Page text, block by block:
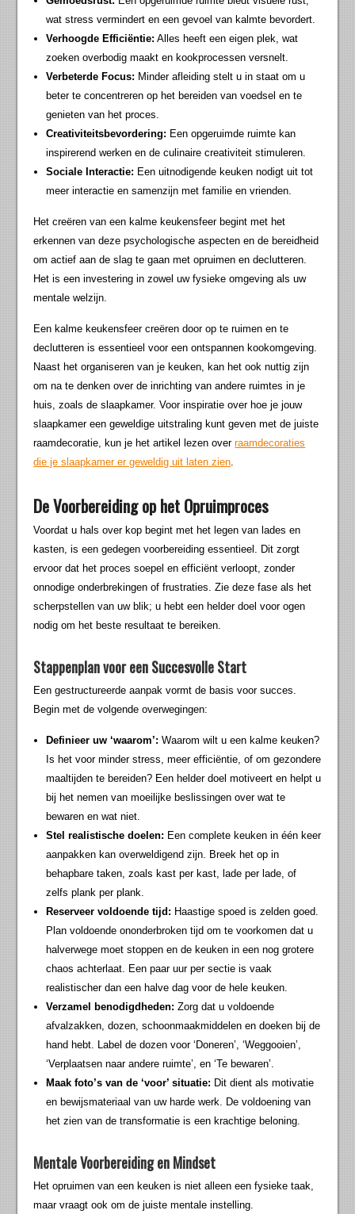
wat stress vermindert en een gevoel van kalmte bevordert.
Verhoogde Efficiëntie: Alles heeft een eigen plek, wat
zoeken overbodig maakt en kookprocessen versnelt.
Verbeterde Focus: Minder afleiding stelt u in staat om u
beter te concentreren op het bereiden van voedsel en te
genieten van het proces.
Creativiteitsbevordering: Een opgeruimde ruimte kan
inspirerend werken en de culinaire creativiteit stimuleren.
Sociale Interactie: Een uitnodigende keuken nodigt uit tot
meer interactie en samenzijn met familie en vrienden.
Het creëren van een kalme keukensfeer begint met het
erkennen van deze psychologische aspecten en de bereidheid
om actief aan de slag te gaan met opruimen en declutteren.
Het is een investering in zowel uw fysieke omgeving als uw
mentale welzijn.
Een kalme keukensfeer creëren door op te ruimen en te
declutteren is essentieel voor een ontspannen kookomgeving.
Naast het organiseren van je keuken, kan het ook nuttig zijn
om na te denken over de inrichting van andere ruimtes in je
huis, zoals de slaapkamer. Voor inspiratie over hoe je jouw
slaapkamer een geweldige uitstraling kunt geven met de juiste
raamdecoratie, kun je het artikel lezen overraamdecoraties
die je slaapkamer er geweldig uit laten zien.
De Voorbereiding op het Opruimproces
Voordat u hals over kop begint met het legen van lades en
kasten, is een gedegen voorbereiding essentieel. Dit zorgt
ervoor dat het proces soepel en efficiënt verloopt, zonder
onnodige onderbrekingen of frustraties. Zie deze fase als het
scherpstellen van uw blik; u hebt een helder doel voor ogen
nodig om het beste resultaat te bereiken.
Stappenplan voor een Succesvolle Start
Een gestructureerde aanpak vormt de basis voor succes.
Begin met de volgende overwegingen:
Definieer uw ‘waarom’: Waarom wilt u een kalme keuken?
Is het voor minder stress, meer efficiëntie, of om gezondere
maaltijden te bereiden? Een helder doel motiveert en helpt u
bij het nemen van moeilijke beslissingen over wat te
bewaren en wat niet.
Stel realistische doelen: Een complete keuken in één keer
aanpakken kan overweldigend zijn. Breek het op in
behapbare taken, zoals kast per kast, lade per lade, of
zelfs plank per plank.
Reserveer voldoende tijd: Haastige spoed is zelden goed.
Plan voldoende ononderbroken tijd om te voorkomen dat u
halverwege moet stoppen en de keuken in een nog grotere
chaos achterlaat. Een paar uur per sectie is vaak
realistischer dan een halve dag voor de hele keuken.
Verzamel benodigdheden: Zorg dat u voldoende
afvalzakken, dozen, schoonmaakmiddelen en doeken bij de
hand hebt. Label de dozen voor ‘Doneren’, ‘Weggooien’,
‘Verplaatsen naar andere ruimte’, en ‘Te bewaren’.
Maak foto’s van de ‘voor’ situatie: Dit dient als motivatie
en bewijsmateriaal van uw harde werk. De voldoening van
het zien van de transformatie is een krachtige beloning.
Mentale Voorbereiding en Mindset
Het opruimen van een keuken is niet alleen een fysieke taak,
maar vraagt ook om de juiste mentale instelling.